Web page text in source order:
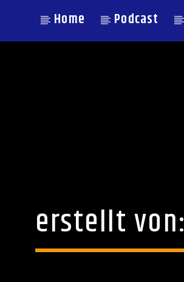
Home Podcast
erstellt von: